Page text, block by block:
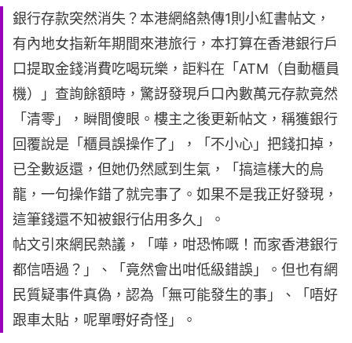
銀行存款突然消失？本港網絡熱傳1則小紅書帖文，
有內地女指新年期間來港旅行，本打算在香港銀行戶
口提取金錢消費吃喝玩樂，詎料在「ATM（自動櫃員
機）」查詢餘額時，驚訝發現戶口內數萬元存款竟然
「清零」，瞬間傻眼。樓主之後更新帖文，稱獲銀行
回覆說是「櫃員誤操作了」，「不小心」把錢扣掉，
已全數返還，但她仍然感到生氣，「搞這樣大的烏
龍，一句操作錯了就完事了。如果不是我正好發現，
這筆錢還不知被銀行佔用多久」。
帖文引來網民熱議，「嘩，咁恐怖嘅！而家香港銀行
都信唔過？」、「竟然會出咁低級錯誤」。但也有網
民質疑事件真偽，認為「無可能發生的事」、「唔好
跟車太貼，呢單嘢好奇怪」。